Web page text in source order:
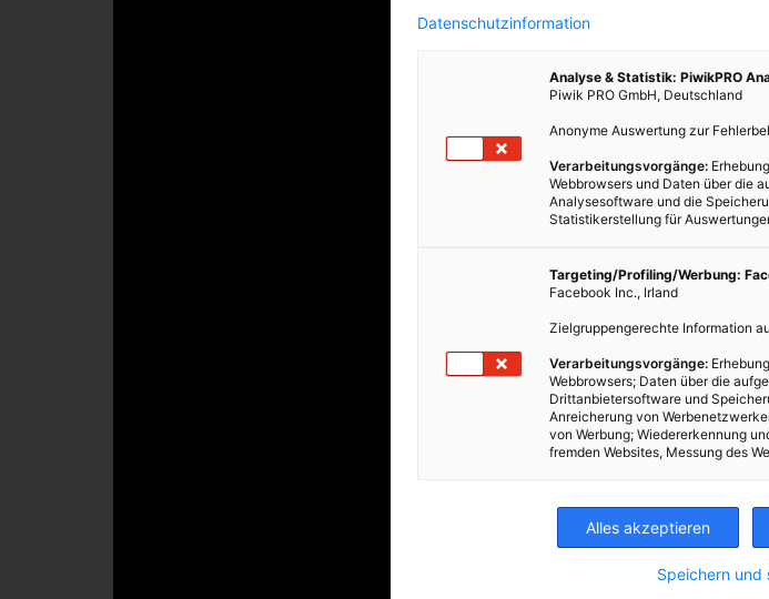
Datenschutzinformation
Analyse & Statistik: PiwikPRO
Piwik PRO GmbH, Deutschland
Anonyme Auswertung zur
Verarbeitungsvorgänge:
Webbrowsers und Daten über die
Analysesoftware und die
Statistikerstellung für
Targeting/Profiling/Werbung:
Facebook Inc., Irland
Zielgruppengerechte Information
Verarbeitungsvorgänge:
Webbrowsers; Daten über die
Drittanbietersoftware und
Anreicherung von
von Werbung; Wiedererkennung
fremden Websites, Messung des
Alles akzeptieren
Speichern und